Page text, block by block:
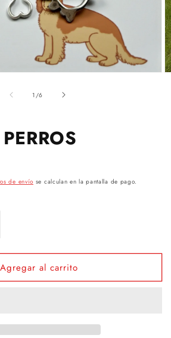
1 /de
6
de envío se calculan en la pantalla de pago.
Agregar al carrito